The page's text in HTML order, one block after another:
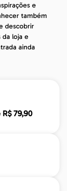
e
também
descobrir
da loja e
ainda
79,90